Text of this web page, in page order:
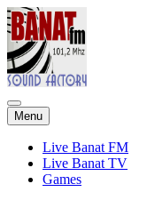
Menu Skip
to
content
Live Banat FM
Live Banat TV
Games